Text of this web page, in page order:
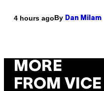
4 hours agoBy Dan Milam
MORE
FROM VICE